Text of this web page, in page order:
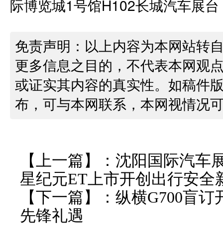
际博览城1号馆H102长城汽车展
免责声明：以上内容为本网站转
更多信息之目的，不代表本网观
或证实其内容的真实性。如稿件
布，可与本网联系，本网视情况
【上一篇】： 沈阳国际汽车
星纪元ET上市开创出行安全
【下一篇】： 纵横G700盲订
先锋礼遇